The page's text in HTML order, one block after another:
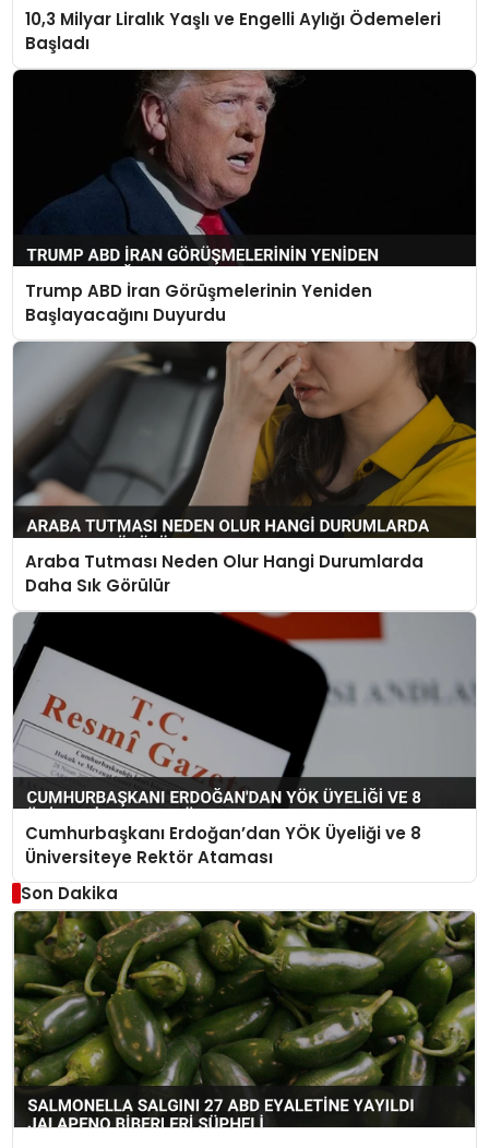
10,3 Milyar Liralık Yaşlı ve Engelli Aylığı Ödemeleri
Başladı
Trump ABD İran Görüşmelerinin Yeniden
Başlayacağını Duyurdu
Araba Tutması Neden Olur Hangi Durumlarda
Daha Sık Görülür
Cumhurbaşkanı Erdoğan’dan YÖK Üyeliği ve 8
Üniversiteye Rektör Ataması
Son Dakika